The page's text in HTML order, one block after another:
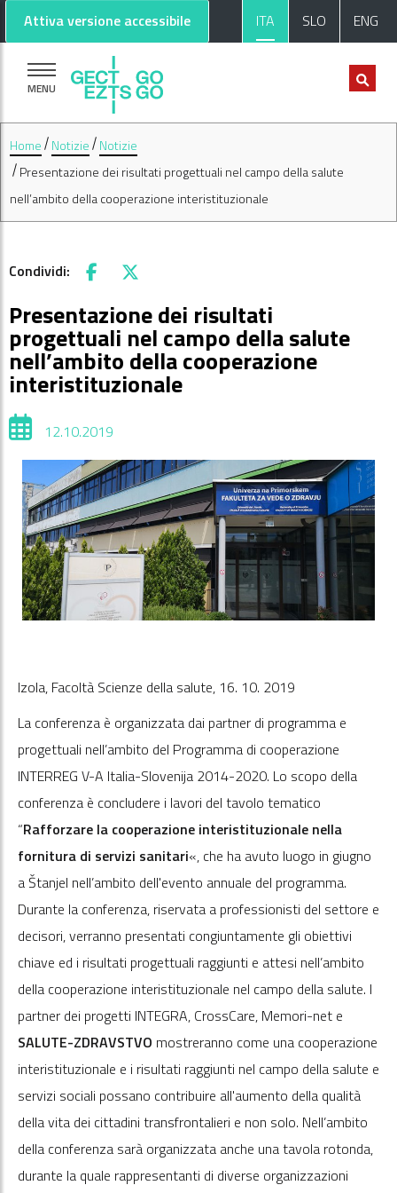
Vai al contenuto principale
Vai al footer
Attiva versione accessibile ITA SLO ENG
MENU
Home Notizie
Notizie
Presentazione dei risultati progettuali nel campo della salute
nell’ambito della cooperazione interistituzionale
Condividi: Facebook
X
Presentazione dei risultati
progettuali nel campo della salute
nell’ambito della cooperazione
interistituzionale
12.10.2019
Izola, Facoltà Scienze della salute, 16. 10. 2019
La conferenza è organizzata dai partner di programma e
progettuali nell’ambito del Programma di cooperazione
INTERREG V-A Italia-Slovenija 2014-2020. Lo scopo della
conferenza è concludere i lavori del tavolo tematico
“Rafforzare la cooperazione interistituzionale nella
fornitura di servizi sanitari«, che ha avuto luogo in giugno
a Štanjel nell’ambito dell'evento annuale del programma.
Durante la conferenza, riservata a professionisti del settore e
decisori, verranno presentati congiuntamente gli obiettivi
chiave ed i risultati progettuali raggiunti e attesi nell’ambito
della cooperazione interistituzionale nel campo della salute. I
partner dei progetti INTEGRA, CrossCare, Memori-net e
SALUTE-ZDRAVSTVO mostreranno come una cooperazione
interistituzionale e i risultati raggiunti nel campo della salute e
servizi sociali possano contribuire all'aumento della qualità
della vita dei cittadini transfrontalieri e non solo. Nell’ambito
della conferenza sarà organizzata anche una tavola rotonda,
durante la quale rappresentanti di diverse organizzazioni